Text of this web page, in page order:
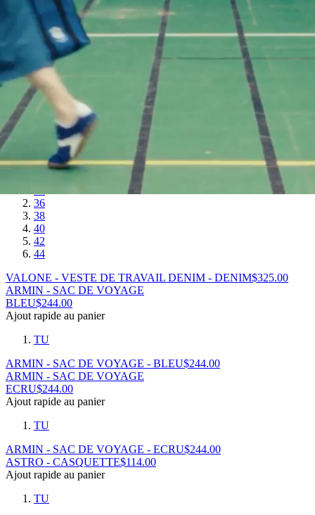
Le tablier en moleskine - KRAFT$192.00
Le tablier en moleskine
MARINE$192.00
Ajout rapide au panier
T. 1
T. 2
T. 3
Le tablier en moleskine - MARINE
VALONE - VESTE DE TRAVAIL DENIM
325.00
Ajout rapide au panier
36
38
40
42
44
VALONE - VESTE DE TRAVAIL DENIM - DENIM$325.00
ARMIN - SAC DE VOYAGE
BLEU$244.00
Ajout rapide au panier
TU
ARMIN - SAC DE VOYAGE - BLEU$244.00
ARMIN - SAC DE VOYAGE
ECRU$244.00
Ajout rapide au panier
TU
ARMIN - SAC DE VOYAGE - ECRU$244.00
ASTRO - CASQUETTE$114.00
Ajout rapide au panier
TU